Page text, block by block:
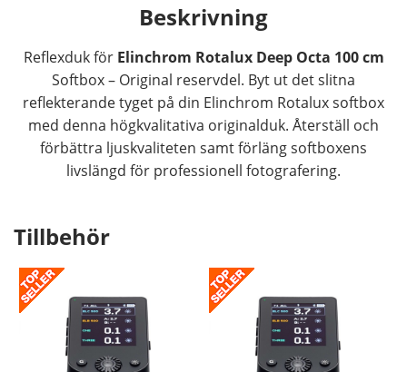
Beskrivning
Reflexduk för Elinchrom Rotalux Deep Octa 100 cm
Softbox – Original reservdel. Byt ut det slitna
reflekterande tyget på din Elinchrom Rotalux softbox
med denna högkvalitativa originalduk. Återställ och
förbättra ljuskvaliteten samt förläng softboxens
livslängd för professionell fotografering.
Tillbehör